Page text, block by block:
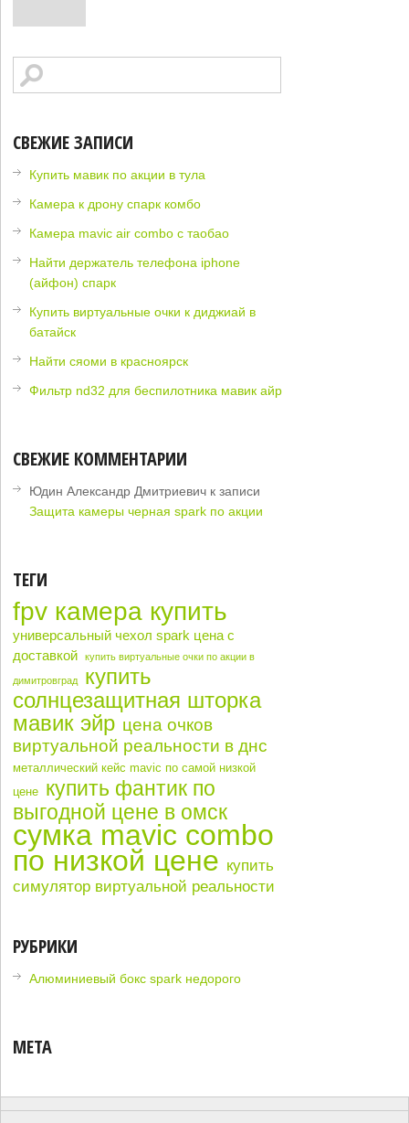
СВЕЖИЕ ЗАПИСИ
Купить мавик по акции в тула
Камера к дрону спарк комбо
Камера mavic air combo с таобао
Найти держатель телефона iphone
(айфон) спарк
Купить виртуальные очки к диджиай в
батайск
Найти сяоми в красноярск
Фильтр nd32 для беспилотника мавик айр
СВЕЖИЕ КОММЕНТАРИИ
Юдин Александр Дмитриевич к записи
Защита камеры черная spark по акции
ТЕГИ
fpv камера купить
универсальный чехол spark цена с
доставкой
купить виртуальные очки по акции в
димитровград
купить
солнцезащитная шторка
мавик эйр цена очков
виртуальной реальности в днс
металлический кейс mavic по самой низкой
цене купить фантик по
выгодной цене в омск
сумка mavic combo
по низкой цене купить
симулятор виртуальной реальности
РУБРИКИ
Алюминиевый бокс spark недорого
МЕТА